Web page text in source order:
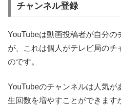
チャンネル登録
YouTubeは動画投稿者が自分の
が、これは個人がテレビ局のチ
のです。
YouTubeのチャンネルは人気が
生回数を増やすことができます